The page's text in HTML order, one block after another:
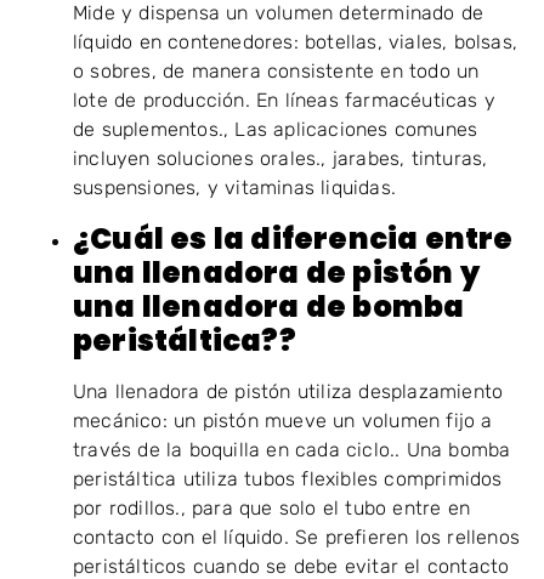
Mide y dispensa un volumen determinado de
líquido en contenedores: botellas, viales, bolsas,
o sobres, de manera consistente en todo un
lote de producción. En líneas farmacéuticas y
de suplementos., Las aplicaciones comunes
incluyen soluciones orales., jarabes, tinturas,
suspensiones, y vitaminas liquidas.
¿Cuál es la diferencia entre
una llenadora de pistón y
una llenadora de bomba
peristáltica??
Una llenadora de pistón utiliza desplazamiento
mecánico: un pistón mueve un volumen fijo a
través de la boquilla en cada ciclo.. Una bomba
peristáltica utiliza tubos flexibles comprimidos
por rodillos., para que solo el tubo entre en
contacto con el líquido. Se prefieren los rellenos
peristálticos cuando se debe evitar el contacto